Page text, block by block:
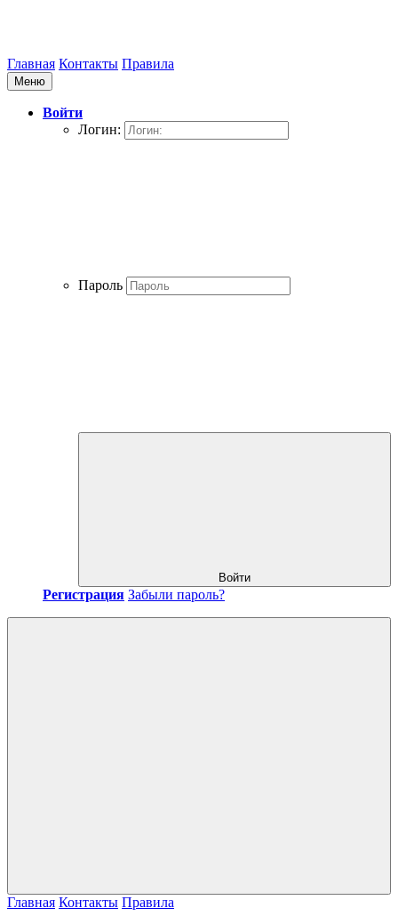
Главная Контакты Правила
Меню
Войти
Логин:
Пароль
Войти
Регистрация Забыли пароль?
Главная Контакты Правила